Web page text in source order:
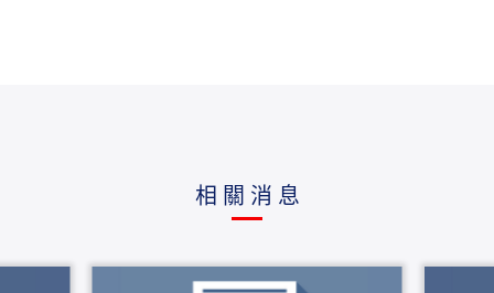
相關消息